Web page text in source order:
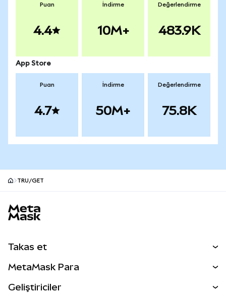
Puan
4.4
İndirme
10M+
Değerlendirme
483.9K
App Store
Puan
4.7
İndirme
50M+
Değerlendirme
75.8K
TRU/GET
Takas et
Perps
MetaMask Para
Geliştiriciler